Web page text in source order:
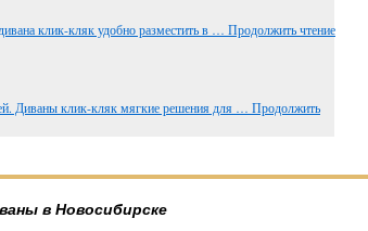
клик-кляк удобно разместить в … Продолжить чтение
Диваны клик-кляк мягкие решения для … Продолжить
в Новосибирске